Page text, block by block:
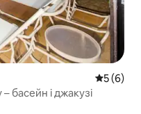
Середня
5 (6)
басейн і джакузі